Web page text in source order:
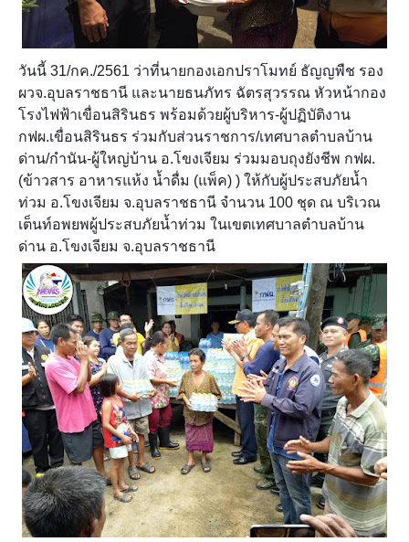
วันนี้ 31/กค./2561 ว่าที่นายกองเอกปราโมทย์ ธัญญพืช รอง
ผวจ.อุบลราชธานี และนายธนภัทร ฉัตรสุวรรณ หัวหน้ากอง
โรงไฟฟ้าเขื่อนสิรินธร พร้อมด้วยผู้บริหาร-ผู้ปฏิบัติงาน
กฟผ.เขื่อนสิรินธร ร่วมกับส่วนราชการ/เทศบาลตำบลบ้าน
ด่าน/กำนัน-ผู้ใหญ่บ้าน อ.โขงเจียม ร่วมมอบถุงยังชีพ กฟผ.
(ข้าวสาร อาหารแห้ง น้ำดื่ม (แพ็ค) ) ให้กับผู้ประสบภัยน
ท่วม อ.โขงเจียม จ.อุบลราชธานี จำนวน 100 ชุด ณ บริเวณ
เต็นท์อพยพผู้ประสบภัยน้ำท่วม ในเขตเทศบาลตำบลบ้าน
ด่าน อ.โขงเจียม จ.อุบลราชธานี